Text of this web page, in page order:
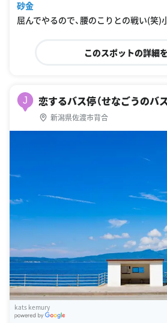
砂金
屈んでやるので、腰のこりとの戦い(笑)
このスポットの詳細
J 恋するバス停（せなごうのバス
新潟県佐渡市背合
kats kemury